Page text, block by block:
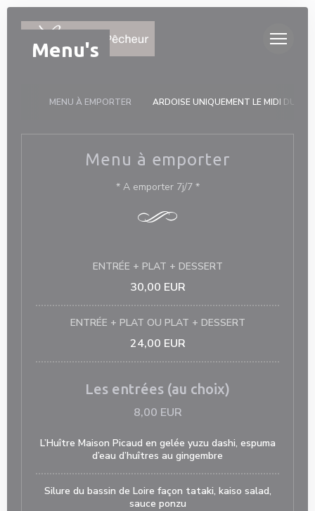
Cookies beheer paneel
Menu's
Menu à emporter
* A emporter 7j/7 *
ENTRÉE + PLAT + DESSERT
30,00 EUR
ENTRÉE + PLAT OU PLAT + DESSERT
24,00 EUR
Les entrées (au choix)
8,00 EUR
L’Huître Maison Picaud en gelée yuzu dashi, espuma
d’eau d’huîtres au gingembre
Silure du bassin de Loire façon tataki, kaiso salad,
sauce ponzu
MENU À EMPORTER ARDOISE UNIQUEMENT LE MIDI DU